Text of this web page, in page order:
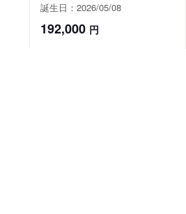
誕生日：2026/05/08
192,000 円